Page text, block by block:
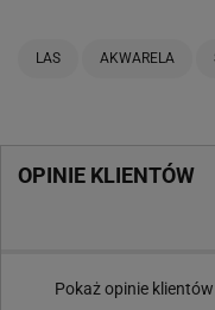
LAS AKWARELA
OPINIE KLIENTÓW
Pokaż opinie klientów